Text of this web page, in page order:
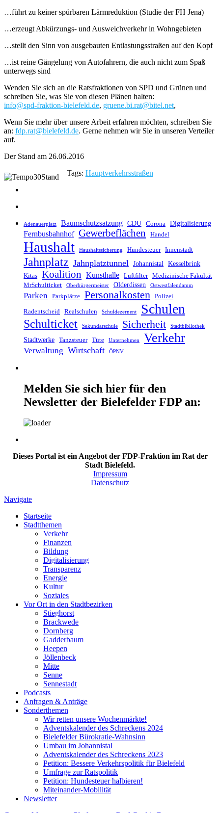
…führt zu keiner spürbaren Lärmreduktion (Studie der FH Jena)
…erzeugt Abkürzungs- und Ausweichverkehr in Wohngebieten
…stellt den Sinn von ausgebauten Entlastungsstraßen auf den Kopf
…ist reine Gängelung von Autofahrern, die auch nicht zum Spaß
unterwegs sind
Wenden Sie sich an die Ratsfraktionen von SPD und Grünen und
schreiben Sie, was Sie von diesen Plänen halten:
info@spd-fraktion-bielefeld.de, gruene.bi.rat@bitel.net,
Wenn Sie mehr über unsere Arbeit erfahren möchten, schreiben Sie
an: fdp.rat@bielefeld.de. Gerne nehmen wir Sie in unseren Verteiler
auf.
Der Stand am 26.06.2016
Tags: Hauptverkehrsstraßen
Adenauerplatz Baumschutzsatzung CDU Corona Digitalisierung
Fernbusbahnhof Gewerbeflächen Handel
Haushalt Haushaltssicherung Hundesteuer Innenstadt
Jahnplatz Jahnplatztunnel Johannistal Kesselbrink
Kitas Koalition Kunsthalle Luftfilter
Medizinische Fakultät
MrSchulticket
Oberbürgermeister Olderdissen Ostwestfalendamm
Parken Parkplätze Personalkosten Polizei
Radentscheid Realschulen Schuldezernent Schulen
Schulticket Sekundarschule Sicherheit Stadtbibliothek
Stadtwerke Tanzsteuer Tüte Unternehmen Verkehr
Verwaltung Wirtschaft ÖPNV
Melden Sie sich hier für den
Newsletter der Bielefelder FDP an:
Dieses Portal ist ein Angebot der FDP-Fraktion im Rat der
Stadt Bielefeld.
Impressum
Datenschutz
Navigate
Startseite
Stadtthemen
Verkehr
Finanzen
Bildung
Digitalisierung
Transparenz
Energie
Kultur
Soziales
Vor Ort in den Stadtbezirken
Stieghorst
Brackwede
Dornberg
Gadderbaum
Heepen
Jöllenbeck
Mitte
Senne
Sennestadt
Podcasts
Anfragen & Anträge
Sonderthemen
Wir retten unsere Wochenmärkte!
Adventskalender des Schreckens 2024
Bielefelder Bürokratie-Wahnsinn
Umbau im Johannistal
Adventskalender des Schreckens 2023
Petition: Bessere Verkehrspolitik für Bielefeld​​
Umfrage zur Ratspolitik
Petition: Hundesteuer halbieren!
Miteinander-Mobilität
Newsletter